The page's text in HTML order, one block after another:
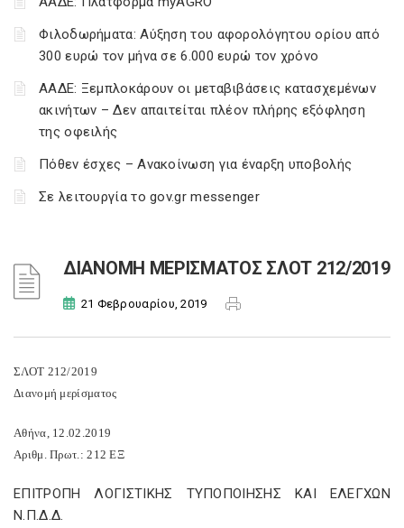
Φιλοδωρήματα: Αύξηση του αφορολόγητου ορίου από
300 ευρώ τον μήνα σε 6.000 ευρώ τον χρόνο
ΑΑΔΕ: Ξεμπλοκάρουν οι μεταβιβάσεις κατασχεμένων
ακινήτων – Δεν απαιτείται πλέον πλήρης εξόφληση
της οφειλής
Πόθεν έσχες – Ανακοίνωση για έναρξη υποβολής
Σε λειτουργία το gov.gr messenger
ΔΙΑΝΟΜΗ ΜΕΡΙΣΜΑΤΟΣ ΣΛΟΤ 212/2019
21 Φεβρουαρίου, 2019
ΣΛΟΤ 212/2019
Διανομή μερίσματος
Αθήνα, 12.02.2019
Αριθμ. Πρωτ.: 212 ΕΞ
ΕΠΙΤΡΟΠΗ ΛΟΓΙΣΤΙΚΗΣ ΤΥΠΟΠΟΙΗΣΗΣ ΚΑΙ ΕΛΕΓΧΩΝ
Ν.Π.Δ.Δ.